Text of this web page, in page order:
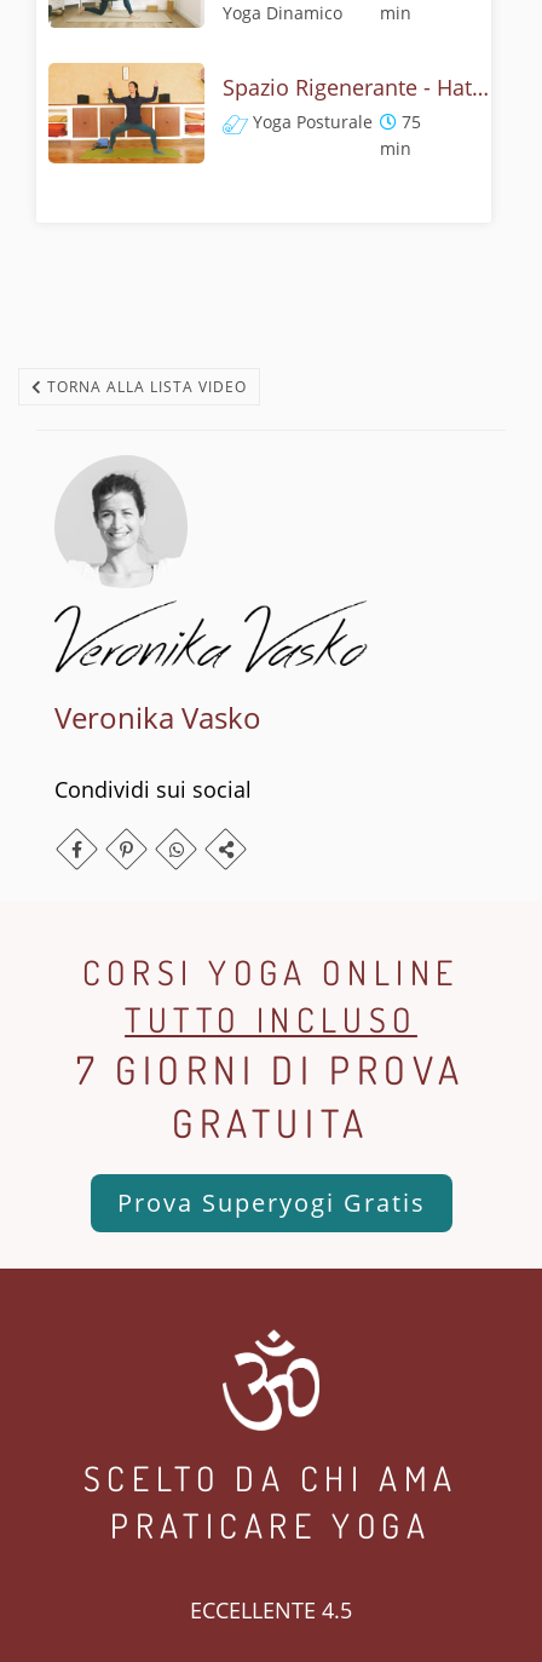
Yoga Dinamico
min
Spazio Rigenerante - Hatha Yoga Posturale
Yoga Posturale
75
min
TORNA ALLA LISTA VIDEO
Veronika Vasko
Condividi sui social
CORSI YOGA ONLINE
TUTTO INCLUSO
7 GIORNI DI PROVA
GRATUITA
Prova Superyogi Gratis
SCELTO DA CHI AMA
PRATICARE YOGA
ECCELLENTE 4.5